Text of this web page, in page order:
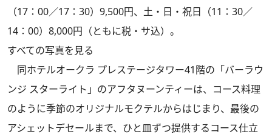
（17：00／17：30）9,500円、土・日・祝日（11：30／
14：00）8,000円（ともに税・サ込）。
すべての写真を見る
同ホテルオークラ プレステージタワー41階の「バーラウ
ンジ スターライト」のアフタヌーンティーは、コース料理
のように季節のオリジナルモクテルからはじまり、最後の
アシェットデセールまで、ひと皿ずつ提供するコース仕立